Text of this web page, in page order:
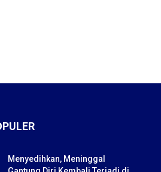
Menyedihkan, Meninggal